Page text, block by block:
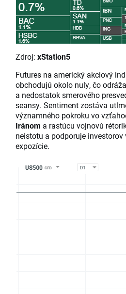
Zdroj: xStation5
Futures na americký akciový
obchodujú okolo nuly, čo
a nedostatok smerového
seansy. Sentiment zostáva
významného pokroku vo
Iránom a rastúcu vojnovú
neistotu a podporuje
expozície.